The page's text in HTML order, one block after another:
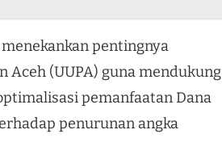
pentingnya
(UUPA) guna mendukung
pemanfaatan Dana
penurunan angka